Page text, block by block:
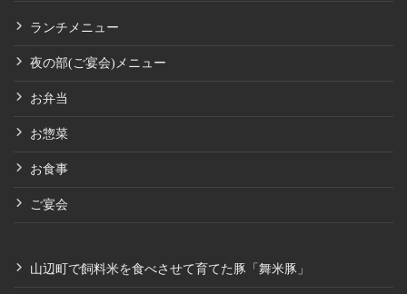
ランチメニュー
夜の部(ご宴会)メニュー
お弁当
お惣菜
お食事
ご宴会
山辺町で飼料米を食べさせて育てた豚「舞米豚」